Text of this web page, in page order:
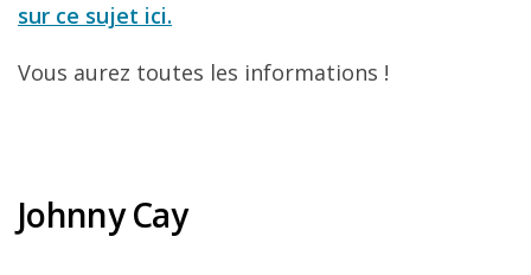
sur ce sujet ici.
Vous aurez toutes les informations !
Johnny Cay